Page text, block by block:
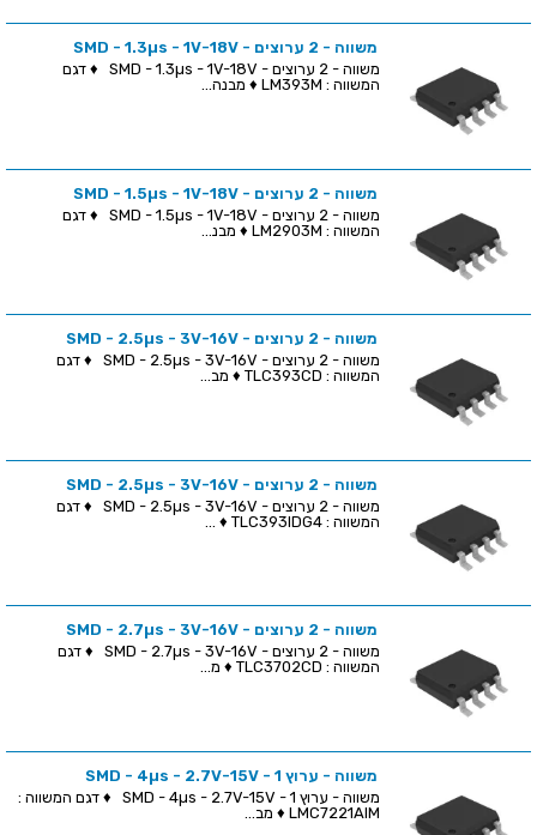
משווה - 2 ערוצים - SMD - 1.3µs - 1V-18V
משווה - 2 ערוצים - SMD - 1.3µs - 1V-18V ♦ דגם
המשווה : LM393M ♦ מבנה...
משווה - 2 ערוצים - SMD - 1.5µs - 1V-18V
משווה - 2 ערוצים - SMD - 1.5µs - 1V-18V ♦ דגם
המשווה : LM2903M ♦ מבנ...
משווה - 2 ערוצים - SMD - 2.5µs - 3V-16V
משווה - 2 ערוצים - SMD - 2.5µs - 3V-16V ♦ דגם
המשווה : TLC393CD ♦ מב...
משווה - 2 ערוצים - SMD - 2.5µs - 3V-16V
משווה - 2 ערוצים - SMD - 2.5µs - 3V-16V ♦ דגם
המשווה : TLC393IDG4 ♦ ...
משווה - 2 ערוצים - SMD - 2.7µs - 3V-16V
משווה - 2 ערוצים - SMD - 2.7µs - 3V-16V ♦ דגם
המשווה : TLC3702CD ♦ מ...
משווה - ערוץ 1 - SMD - 4µs - 2.7V-15V
משווה - ערוץ 1 - SMD - 4µs - 2.7V-15V ♦ דגם המשווה :
LMC7221AIM ♦ מב...